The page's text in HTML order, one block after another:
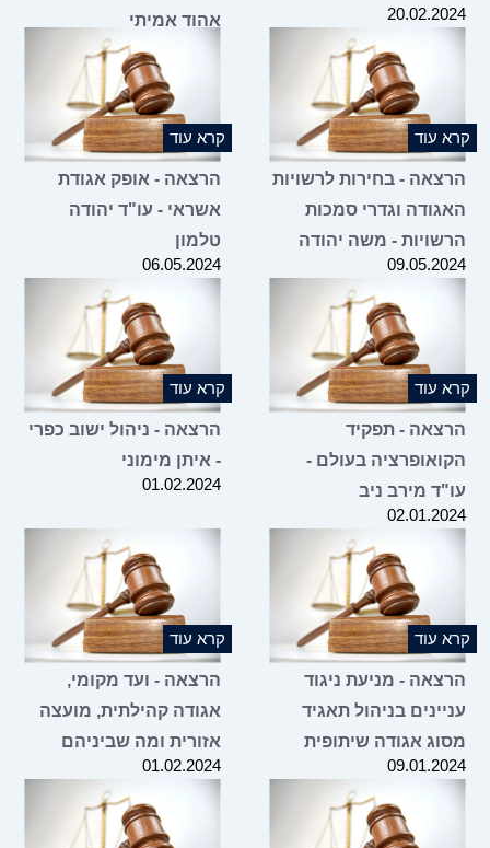
20.02.2024
אהוד אמיתי
קרא עוד
הרצאה - בחירות לרשויות
האגודה וגדרי סמכות
הרשויות - משה יהודה
09.05.2024
קרא עוד
הרצאה - אופק אגודת
אשראי - עו"ד יהודה
טלמון
06.05.2024
קרא עוד
הרצאה - תפקיד
הקואופרציה בעולם -
עו"ד מירב ניב
02.01.2024
קרא עוד
הרצאה - ניהול ישוב כפרי
- איתן מימוני
01.02.2024
קרא עוד
הרצאה - מניעת ניגוד
עניינים בניהול תאגיד
מסוג אגודה שיתופית
09.01.2024
קרא עוד
הרצאה - ועד מקומי,
אגודה קהילתית, מועצה
אזורית ומה שביניהם
01.02.2024